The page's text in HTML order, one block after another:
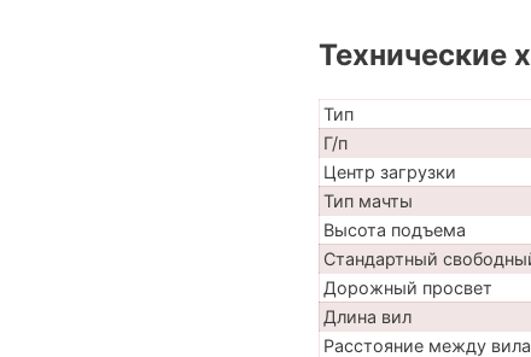
Технические
Тип
Г/п
Центр загрузки
Тип мачты
Высота подъема
Стандартный
Дорожный просвет
Длина вил
Расстояние между